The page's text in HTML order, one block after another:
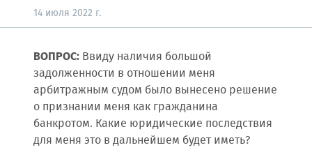
14 июля 2022 г.
ВОПРОС: Ввиду наличия большой
задолженности в отношении меня
арбитражным судом было вынесено решение
о признании меня как гражданина
банкротом. Какие юридические последствия
для меня это в дальнейшем будет иметь?